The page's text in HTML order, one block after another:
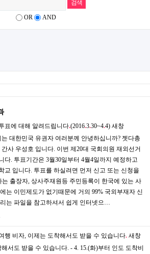
OR AND
표에 대해 알려드립니다.(2016.3.30~4.4) 새창
대한민국 유권자 여러분께 안녕하십니까? 젯다총
사 우성호 입니다. 이번 제20대 국회의원 재외선거
다. 투표기간은 3월30일부터 4월4일까지 예정하고
교 입니다. 투표를 하실려면 먼저 신고 또는 신청을
출장자, 상사주재원등 주민등록이 한국에 있는 사
는 이민제도가 없기때문에 거의 99% 국외부재자 신
는 파일을 참고하셔서 쉽게 인터넷으…
행 비자, 이제는 도착해서도 받을 수 있습니다. 새창
서도 받을 수 있습니다. - 4. 15.(화)부터 인도 도착비